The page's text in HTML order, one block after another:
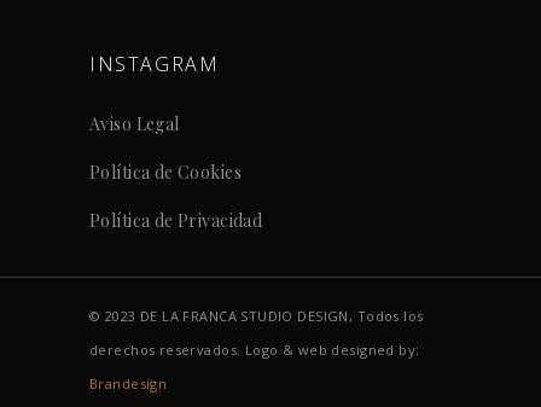
INSTAGRAM
Aviso Legal
Política de Cookies
Política de Privacidad
© 2023 DE LA FRANCA STUDIO DESIGN, Todos los
derechos reservados. Logo & web designed by:
Brandesign